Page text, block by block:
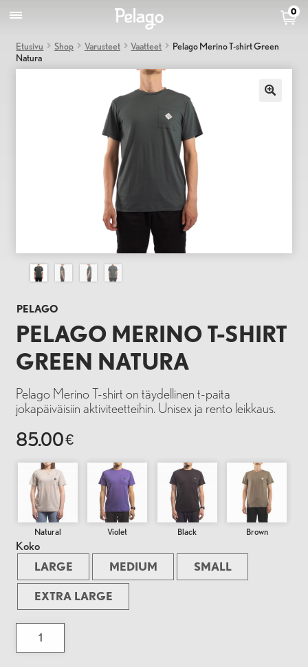
0
Etusivu Shop Varusteet Vaatteet
Pelago Merino T-shirt Green
Natura
PELAGO
PELAGO MERINO T-SHIRT
GREEN NATURA
Pelago Merino T-shirt on täydellinen t-paita
jokapäiväisiin aktiviteetteihin. Unisex ja rento leikkaus.
85.00€
Natural Violet Black Brown
Koko
LARGE
MEDIUM SMALL
EXTRA LARGE
Pelago
Merino
T-